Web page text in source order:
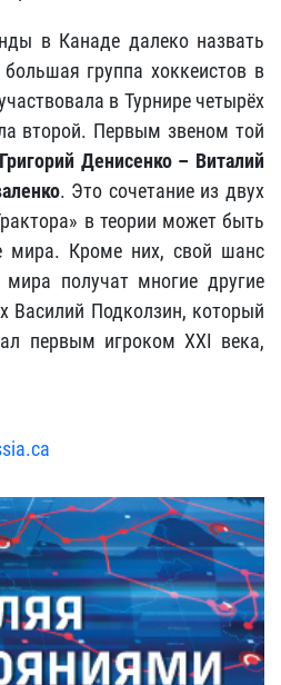
в Канаде далеко назвать
группа хоккеистов в
в Турнире четырёх
второй. Первым звеном той
Григорий Денисенко – Виталий
. Это сочетание из двух
в теории может быть
мира. Кроме них, свой шанс
получат многие другие
Василий Подколзин, который
первым игроком XXI века,